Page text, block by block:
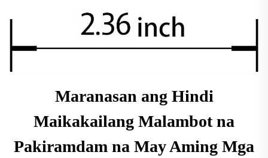
Maranasan ang Hindi
Maikakailang Malambot na
Pakiramdam na May Aming Mga